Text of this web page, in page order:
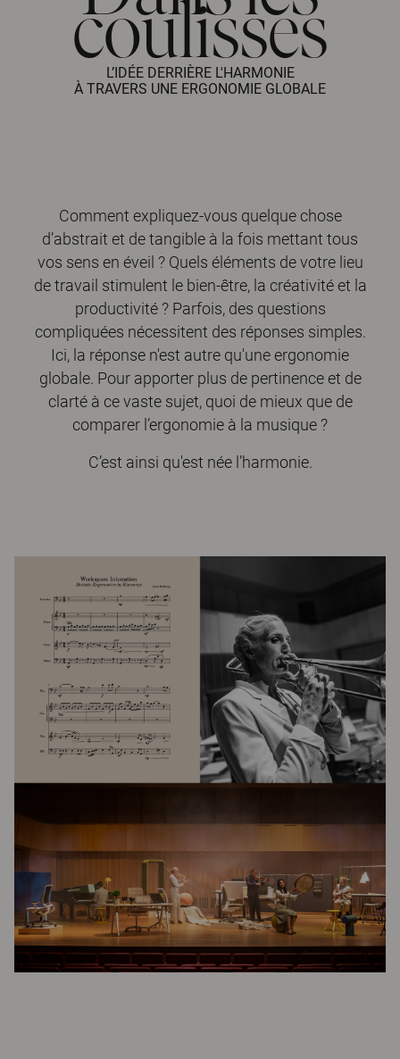
coulisses
L’IDÉE DERRIÈRE L'HARMONIE
À TRAVERS UNE ERGONOMIE GLOBALE
Comment expliquez-vous quelque chose
d’abstrait et de tangible à la fois mettant tous
vos sens en éveil ? Quels éléments de votre lieu
de travail stimulent le bien-être, la créativité et la
productivité ? Parfois, des questions
compliquées nécessitent des réponses simples.
Ici, la réponse n'est autre qu'une ergonomie
globale. Pour apporter plus de pertinence et de
clarté à ce vaste sujet, quoi de mieux que de
comparer l’ergonomie à la musique ?
C’est ainsi qu'est née l’harmonie.